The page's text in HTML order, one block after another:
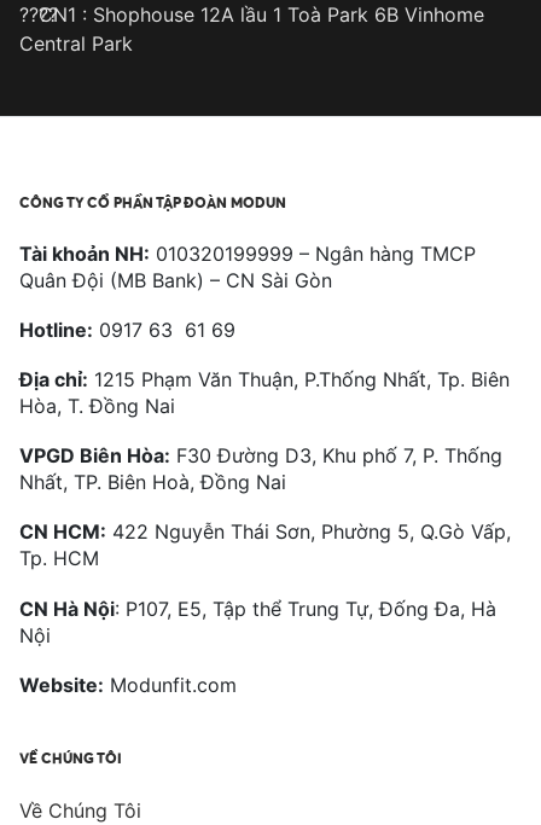
CN1 : Shophouse 12A lầu 1 Toà Park 6B Vinhome
Central Park
CÔNG TY CỔ PHẦN TẬP ĐOÀN MODUN
Tài khoản NH: 010320199999 – Ngân hàng TMCP
Quân Đội (MB Bank) – CN Sài Gòn
Hotline: 0917 63 61 69
Địa chỉ: 1215 Phạm Văn Thuận, P.Thống Nhất, Tp. Biên
Hòa, T. Đồng Nai
VPGD Biên Hòa: F30 Đường D3, Khu phố 7, P. Thống
Nhất, TP. Biên Hoà, Đồng Nai
CN HCM: 422 Nguyễn Thái Sơn, Phường 5, Q.Gò Vấp,
Tp. HCM
CN Hà Nội: P107, E5, Tập thể Trung Tự, Đống Đa, Hà
Nội
Website: Modunfit.com
VỀ CHÚNG TÔI
Về Chúng Tôi